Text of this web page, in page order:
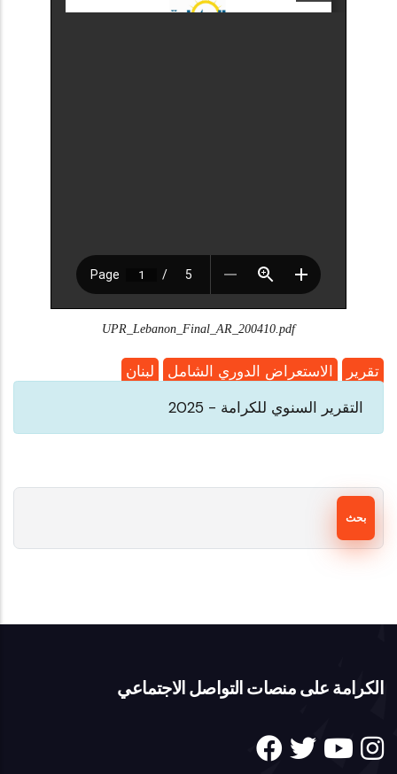
UPR_Lebanon_Final_AR_200410.pdf
لبنان الاستعراض الدوري الشامل
تقرير
التقرير السنوي للكرامة - 2025
الكرامة على منصات التواصل الاجتماعي